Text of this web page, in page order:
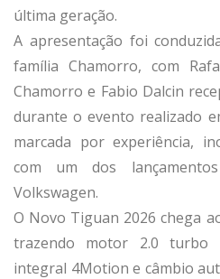
última geração.
A apresentação foi
família Chamorro, com
Chamorro e Fabio Dalcin
durante o evento realizado
marcada por experiência,
com um dos
Volkswagen.
O Novo Tiguan 2026 chega
trazendo motor 2.0 turbo
integral 4Motion e câmbio